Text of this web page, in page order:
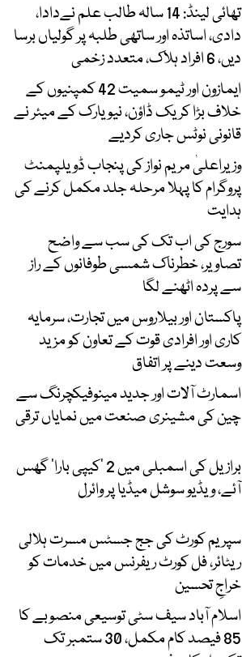
تھائی لینڈ: 14 سالہ طالب علم نےدادا،
دادی، اساتذہ اور ساتھی طلبہ پر گولیاں برسا
دیں، 6 افراد ہلاک، متعدد زخمی
ایمازون اور ٹیمو سمیت 42 کمپنیوں کے
خلاف بڑا کریک ڈاؤن، نیویارک کے میئر نے
قانونی نوٹس جاری کردیے
وزیراعلیٰ مریم نواز کی پنجاب ڈویلپمنٹ
پروگرام کا پہلا مرحلہ جلد مکمل کرنے کی
ہدایت
سورج کی اب تک کی سب سے واضح
تصاویر، خطرناک شمسی طوفانوں کے راز
سے پردہ اٹھنے لگا
پاکستان اور بیلاروس میں تجارت، سرمایہ
کاری اور افرادی قوت کے تعاون کو مزید
وسعت دینے پر اتفاق
اسمارٹ آلات اور جدید مینوفیکچرنگ سے
چین کی مشینری صنعت میں نمایاں ترقی
برازیل کی اسمبلی میں 2 ’کیپی بارا‘ گھس
آئے، ویڈیو سوشل میڈیا پر وائرل
سپریم کورٹ کی جج جسٹس مسرت ہلالی
ریٹائر، فل کورٹ ریفرنس میں خدمات کو
خراجِ تحسین
اسلام آباد سیف سٹی توسیعی منصوبے کا
85 فیصد کام مکمل، 30 ستمبر تک